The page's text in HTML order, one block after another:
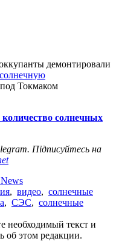
демонтировали
Токмаком
солнечных
Підписуйтесь на
, видео, солнечные
, СЭС, солнечные
необходимый текст и
об этом редакции.